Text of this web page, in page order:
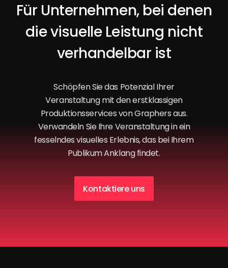
Für Unternehmen, bei denen
die visuelle Leistung nicht
verhandelbar ist
Schöpfen Sie das Potenzial Ihrer
Veranstaltung mit den erstklassigen
Produktionsservices von Graphers aus.
Verwandeln Sie Ihre Veranstaltung in ein
fesselndes visuelles Erlebnis, das bei Ihrem
Publikum Anklang findet.
Kontaktiere uns